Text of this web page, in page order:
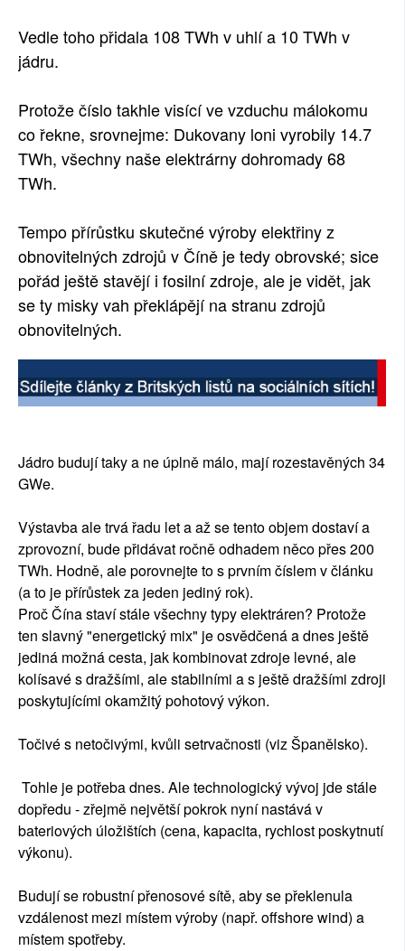
Vedle toho přidala 108 TWh v uhlí a 10 TWh v
jádru.
Protože číslo takhle visící ve vzduchu málokomu
co řekne, srovnejme: Dukovany loni vyrobily 14.7
TWh, všechny naše elektrárny dohromady 68
TWh.
Tempo přírůstku skutečné výroby elektřiny z
obnovitelných zdrojů v Číně je tedy obrovské; sice
pořád ještě stavějí i fosilní zdroje, ale je vidět, jak
se ty misky vah překlápějí na stranu zdrojů
obnovitelných.
Jádro budují taky a ne úplně málo, mají rozestavěných 34
GWe.
Výstavba ale trvá řadu let a až se tento objem dostaví a
zprovozní, bude přidávat ročně odhadem něco přes 200
TWh. Hodně, ale porovnejte to s prvním číslem v článku
(a to je přírůstek za jeden jediný rok).
Proč Čína staví stále všechny typy elektráren? Protože
ten slavný "energetický mix" je osvědčená a dnes ještě
jediná možná cesta, jak kombinovat zdroje levné, ale
kolísavé s dražšími, ale stabilními a s ještě dražšími zdroji
poskytujícími okamžitý pohotový výkon.
Točivé s netočivými, kvůli setrvačnosti (viz Španělsko).
Tohle je potřeba dnes. Ale technologický vývoj jde stále
dopředu - zřejmě největší pokrok nyní nastává v
bateriových úložištích (cena, kapacita, rychlost poskytnutí
výkonu).
Budují se robustní přenosové sítě, aby se překlenula
vzdálenost mezi místem výroby (např. offshore wind) a
místem spotřeby.